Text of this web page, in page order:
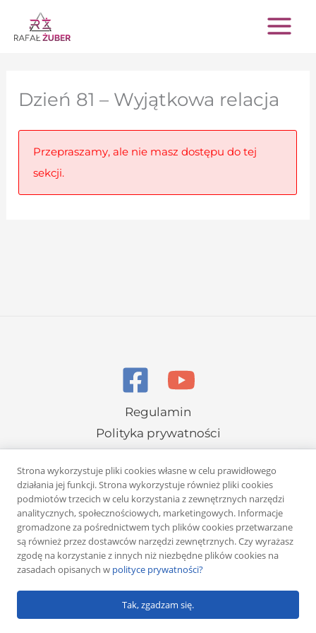
Przejdź
do
Dzień 81 – Wyjątkowa relacja
Przepraszamy, ale nie masz dostępu do tej
sekcji.
Regulamin
Polityka prywatności
Copyright © 2026 Rafał Żuber
Powered byKlub eMarketera
Strona wykorzystuje pliki cookies własne w celu prawidłowego
działania jej funkcji. Strona wykorzystuje również pliki cookies
podmiotów trzecich w celu korzystania z zewnętrznych narzędzi
analitycznych, społecznościowych, marketingowych. Informacje
gromadzone za pośrednictwem tych plików cookies przetwarzane
są również przez dostawców narzędzi zewnętrznych. Czy wyrażasz
zgodę na korzystanie z innych niż niezbędne plików cookies na
zasadach opisanych w polityce prywatności?
Tak, zgadzam się.